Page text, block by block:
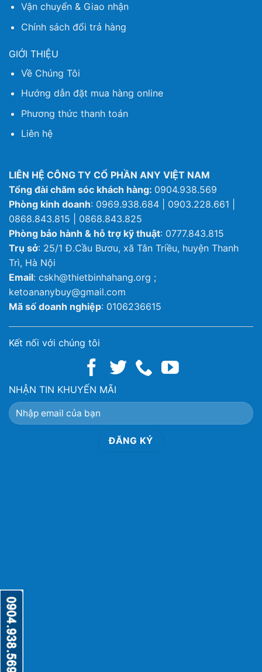
Vận chuyển & Giao nhận
Chính sách đổi trả hàng
GIỚI THIỆU
Về Chúng Tôi
Hướng dẫn đặt mua hàng online
Phương thức thanh toán
Liên hệ
LIÊN HỆ CÔNG TY CỔ PHẦN ANY VIỆT NAM
Tổng đài chăm sóc khách hàng: 0904.938.569
Phòng kinh doanh: 0969.938.684 | 0903.228.661 |
0868.843.815 | 0868.843.825
Phòng bảo hành & hỗ trợ kỹ thuật: 0777.843.815
Trụ sở: 25/1 Đ.Cầu Bươu, xã Tân Triều, huyện Thanh
Trì, Hà Nội
Email: cskh@thietbinhahang.org ;
ketoananybuy@gmail.com
Mã số doanh nghiệp: 0106236615
Kết nối với chúng tôi
NHẬN TIN KHUYẾN MÃI